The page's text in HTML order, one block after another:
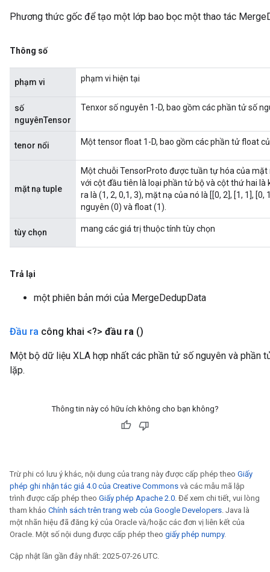
Phương thức gốc để tạo một lớp bao bọc một thao tác
Thông số
phạm vi phạm vi hiện tại
số
nguyênTensor
Tenxor số nguyên 1-D, bao gồm các phần tử số
tenor nổi Một tensor float 1-D, bao gồm các phần tử float
mặt nạ tuple
Một chuỗi TensorProto được tuần tự hóa của
với cột đầu tiên là loại phần tử bộ và cột thứ hai là
ra là (1, 2, 0,1, 3), mặt nạ của nó là [[0, 2], [1, 1],
nguyên (0) và float (1).
tùy chọn mang các giá trị thuộc tính tùy chọn
Trả lại
một phiên bản mới của MergeDedupData
Đầu ra công khai <?> đầu ra ()
Một bộ dữ liệu XLA hợp nhất các phần tử số nguyên và phần
lặp.
Thông tin này có hữu ích không cho bạn không?
Trừ phi có lưu ý khác, nội dung của trang này được cấp phép theo Giấy
phép ghi nhận tác giả 4.0 của Creative Commons và các mẫu mã lập
trình được cấp phép theo Giấy phép Apache 2.0. Để xem chi tiết, vui lòng
tham khảo Chính sách trên trang web của Google Developers. Java là
một nhãn hiệu đã đăng ký của Oracle và/hoặc các đơn vị liên kết của
Oracle. Một số nội dung được cấp phép theo giấy phép numpy.
Cập nhật lần gần đây nhất: 2025-07-26 UTC.